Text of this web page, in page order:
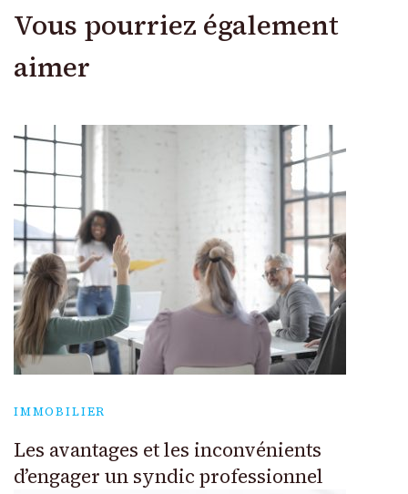
Vous pourriez également
aimer
IMMOBILIER
Les avantages et les inconvénients
d’engager un syndic professionnel